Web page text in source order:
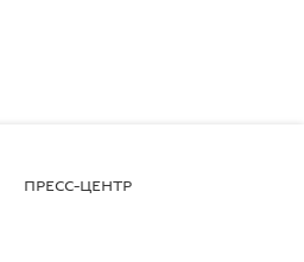
ПРЕСС-ЦЕНТР